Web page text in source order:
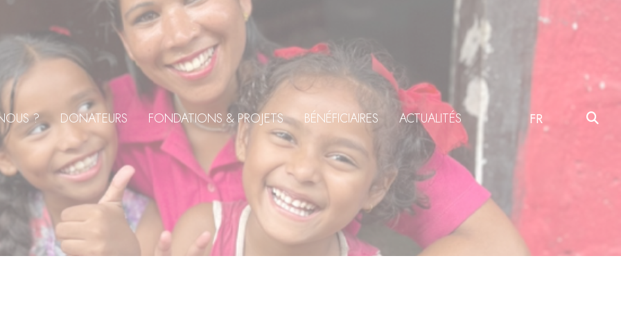
? DONATEURS FONDATIONS & PROJETS BÉNÉFICIAIRES ACTUALITÉS FR